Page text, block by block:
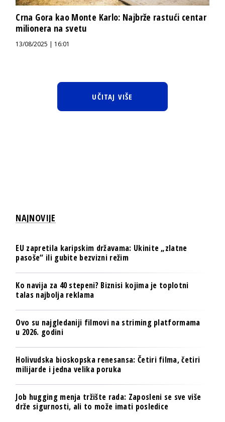
Crna Gora kao Monte Karlo: Najbrže rastući centar
milionera na svetu
13/08/2025 | 16:01
UČITAJ VIŠE
NAJNOVIJE
EU zapretila karipskim državama: Ukinite „zlatne
pasoše“ ili gubite bezvizni režim
Ko navija za 40 stepeni? Biznisi kojima je toplotni
talas najbolja reklama
Ovo su najgledaniji filmovi na striming platformama
u 2026. godini
Holivudska bioskopska renesansa: Četiri filma, četiri
milijarde i jedna velika poruka
Job hugging menja tržište rada: Zaposleni se sve više
drže sigurnosti, ali to može imati posledice